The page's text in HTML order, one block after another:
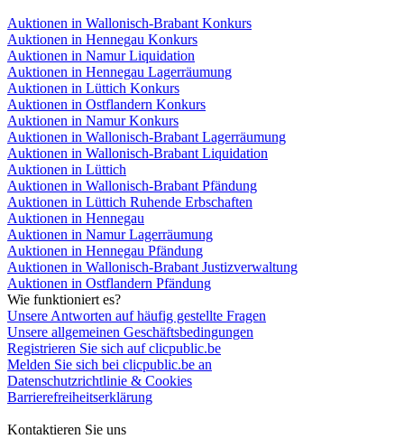
Auktionen in Wallonisch-Brabant Konkurs
Auktionen in Hennegau Konkurs
Auktionen in Namur Liquidation
Auktionen in Hennegau Lagerräumung
Auktionen in Lüttich Konkurs
Auktionen in Ostflandern Konkurs
Auktionen in Namur Konkurs
Auktionen in Wallonisch-Brabant Lagerräumung
Auktionen in Wallonisch-Brabant Liquidation
Auktionen in Lüttich
Auktionen in Wallonisch-Brabant Pfändung
Auktionen in Lüttich Ruhende Erbschaften
Auktionen in Hennegau
Auktionen in Namur Lagerräumung
Auktionen in Hennegau Pfändung
Auktionen in Wallonisch-Brabant Justizverwaltung
Auktionen in Ostflandern Pfändung
Wie funktioniert es?
Unsere Antworten auf häufig gestellte Fragen
Unsere allgemeinen Geschäftsbedingungen
Registrieren Sie sich auf clicpublic.be
Melden Sie sich bei clicpublic.be an
Datenschutzrichtlinie & Cookies
Barrierefreiheitserklärung
Kontaktieren Sie uns